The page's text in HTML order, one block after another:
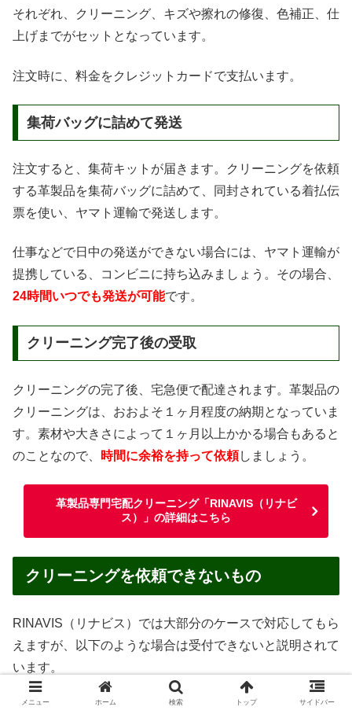
それぞれ、クリーニング、キズや擦れの修復、色補正、仕
上げまでがセットとなっています。
注文時に、料金をクレジットカードで支払います。
集荷バッグに詰めて発送
注文すると、集荷キットが届きます。クリーニングを依頼
する革製品を集荷バッグに詰めて、同封されている着払伝
票を使い、ヤマト運輸で発送します。
仕事などで日中の発送ができない場合には、ヤマト運輸が
提携している、コンビニに持ち込みましょう。その場合、
24時間いつでも発送が可能です。
クリーニング完了後の受取
クリーニングの完了後、宅急便で配達されます。革製品の
クリーニングは、おおよそ１ヶ月程度の納期となっていま
す。素材や大きさによって１ヶ月以上かかる場合もあると
のことなので、
時間に余裕を持って依頼しましょう。
革製品専門宅配クリーニング「RINAVIS（リナビ
ス）」の詳細はこちら
クリーニングを依頼できないもの
RINAVIS（リナビス）では大部分のケースで対応してもら
えますが、以下のような場合は受付できないと説明されて
います。
汚物・嘔吐物がついたままのもの
メニュー ホーム 検索 トップ サイドバー